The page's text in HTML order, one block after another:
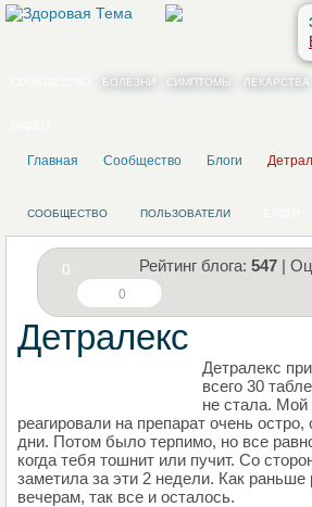
БОЛЕЗНИ СИМПТОМЫ ЛЕКАРСТВА
Главная Сообщество Блоги
СООБЩЕСТВО ПОЛЬЗОВАТЕЛИ
0 Рейтинг блога: 547 |
0
Детралекс
Детралекс
всего 30
не стала.
реагировали на препарат очень
дни. Потом было терпимо, но все
когда тебя тошнит или пучит. Со
заметила за эти 2 недели. Как
вечерам, так все и осталось.